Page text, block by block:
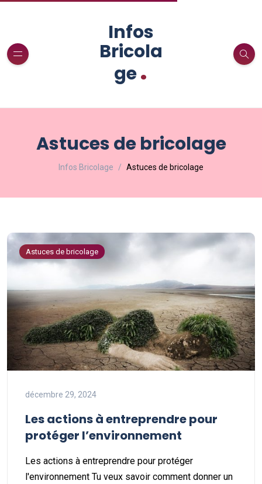
Infos
Bricola
ge.
Astuces de bricolage
Infos Bricolage Astuces de bricolage
Astuces de bricolage
décembre 29, 2024
Les actions à entreprendre pour
protéger l’environnement
Les actions à entreprendre pour protéger
l'environnement Tu veux savoir comment donner un